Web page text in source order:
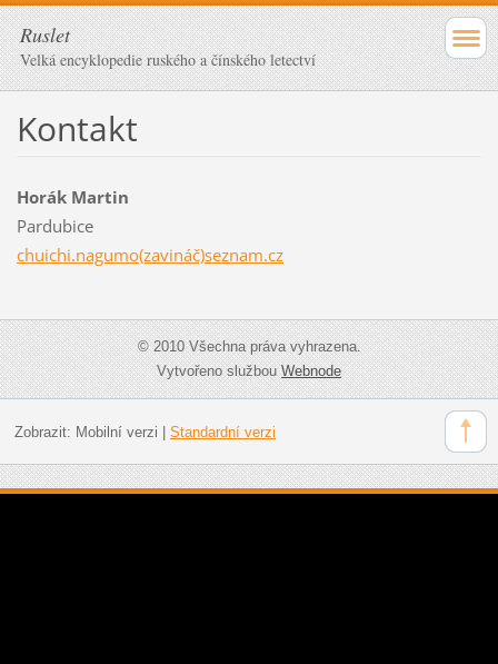
Ruslet
Velká encyklopedie ruského a čínského letectví
Kontakt
Horák Martin
Pardubice
chuichi.nagumo(zavináč)seznam.cz
© 2010 Všechna práva vyhrazena.
Vytvořeno službouWebnode
Zobrazit: Mobilní verzi Standardní verzi